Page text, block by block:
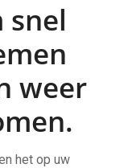
snel
weer
het op uw